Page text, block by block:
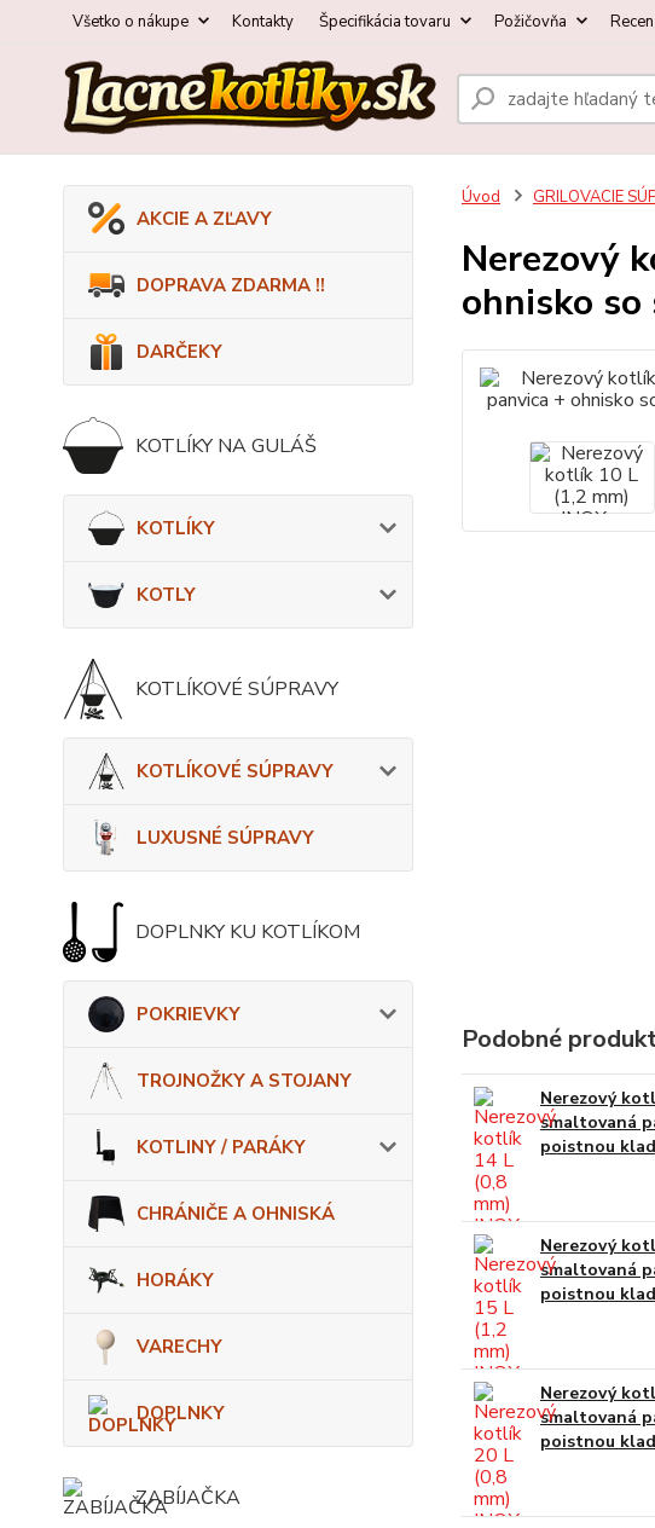
Všetko o nákupe Kontakty Špecifikácia tovaru Požičovňa
AKCIE A ZĽAVY
DOPRAVA ZDARMA !!
DARČEKY
KOTLÍKY NA GULÁŠ
KOTLÍKY
KOTLY
KOTLÍKOVÉ SÚPRAVY
KOTLÍKOVÉ SÚPRAVY
LUXUSNÉ SÚPRAVY
DOPLNKY KU KOTLÍKOM
POKRIEVKY
TROJNOŽKY A STOJANY
KOTLINY / PARÁKY
CHRÁNIČE A OHNISKÁ
HORÁKY
VARECHY
DOPLNKY
ZABÍJAČKA
Úvod GRILOVACIE
Nerezový
ohnisko
Podobné
Nerezový
smaltovaná
poistnou
Nerezový
smaltovaná
poistnou
Nerezový
smaltovaná
poistnou